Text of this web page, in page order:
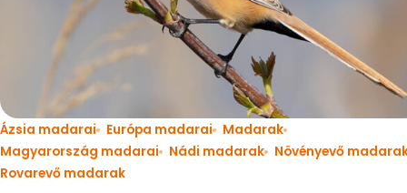
Ázsia madarai Európa madarai
Madarak
Magyarország madarai
Nádi madarak
Növényevő
Rovarevő madarak